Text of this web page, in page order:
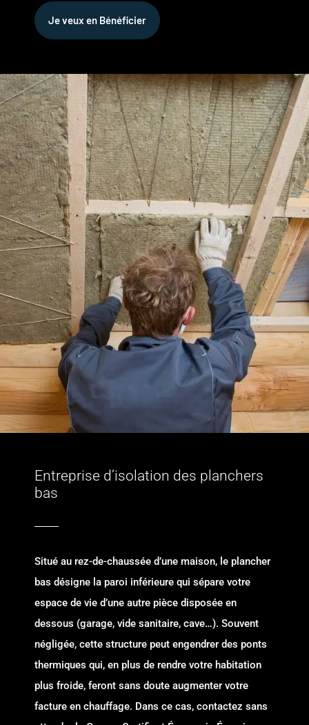
Je veux en Bénéficier
Entreprise d’isolation des planchers
bas
Situé au rez-de-chaussée d’une maison, le plancher
bas désigne la paroi inférieure qui sépare votre
espace de vie d’une autre pièce disposée en
dessous (garage, vide sanitaire, cave…). Souvent
négligée, cette structure peut engendrer des ponts
thermiques qui, en plus de rendre votre habitation
plus froide, feront sans doute augmenter votre
facture en chauffage. Dans ce cas, contactez sans